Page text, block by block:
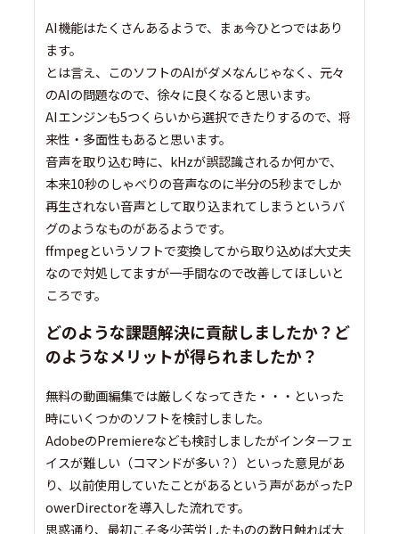
AI機能はたくさんあるようで、まぁ今ひとつではあり
ます。
とは言え、このソフトのAIがダメなんじゃなく、元々
のAIの問題なので、徐々に良くなると思います。
AIエンジンも5つくらいから選択できたりするので、将
来性・多面性もあると思います。
音声を取り込む時に、kHzが誤認識されるか何かで、
本来10秒のしゃべりの音声なのに半分の5秒までしか
再生されない音声として取り込まれてしまうというバ
グのようなものがあるようです。
ffmpegというソフトで変換してから取り込めば大丈夫
なので対処してますが一手間なので改善してほしいと
ころです。
どのような課題解決に貢献しましたか？ど
のようなメリットが得られましたか？
無料の動画編集では厳しくなってきた・・・といった
時にいくつかのソフトを検討しました。
AdobeのPremiereなども検討しましたがインターフェ
イスが難しい（コマンドが多い？）といった意見があ
り、以前使用していたことがあるという声があがったP
owerDirectorを導入した流れです。
思惑通り、最初こそ多少苦労したものの数日触れば大